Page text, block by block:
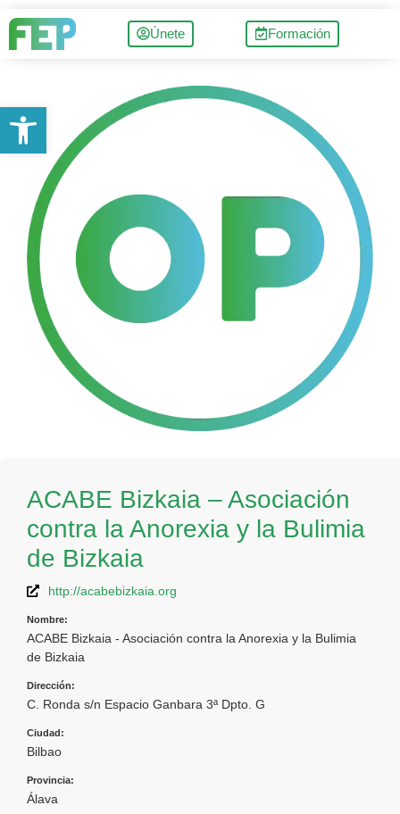
Únete Formación
ACABE Bizkaia – Asociación
contra la Anorexia y la Bulimia
de Bizkaia
http://acabebizkaia.org
Nombre:
ACABE Bizkaia - Asociación contra la Anorexia y la Bulimia
de Bizkaia
Dirección:
C. Ronda s/n Espacio Ganbara 3ª Dpto. G
Ciudad:
Bilbao
Provincia:
Álava
Abrir barra de herramientas